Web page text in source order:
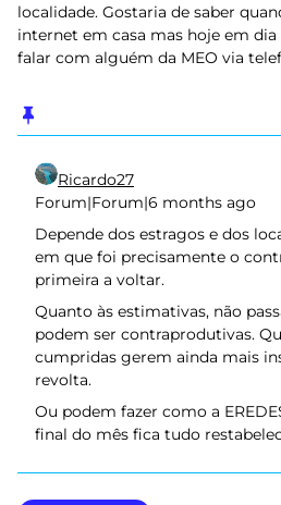
localidade. Gostaria de saber
internet em casa mas hoje em
falar com alguém da MEO via
Ricardo27
Forum|Forum|6 months ago
Depende dos estragos e dos
em que foi precisamente o
primeira a voltar.
Quanto às estimativas, não
podem ser contraprodutivas.
cumpridas gerem ainda mais
revolta.
Ou podem fazer como a
final do mês fica tudo